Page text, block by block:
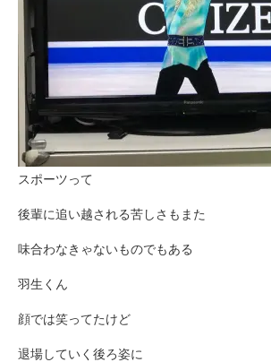
スポーツって
後輩に追い越される苦しさもまた
味合わなきゃないものでもある
羽生くん
顔では笑ってたけど
退場していく後ろ姿に